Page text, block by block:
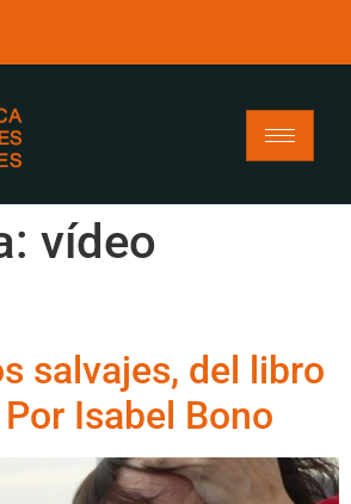
vídeo
salvajes, del libro
Por Isabel Bono